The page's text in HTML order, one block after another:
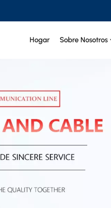
Hogar Sobre Nosotros